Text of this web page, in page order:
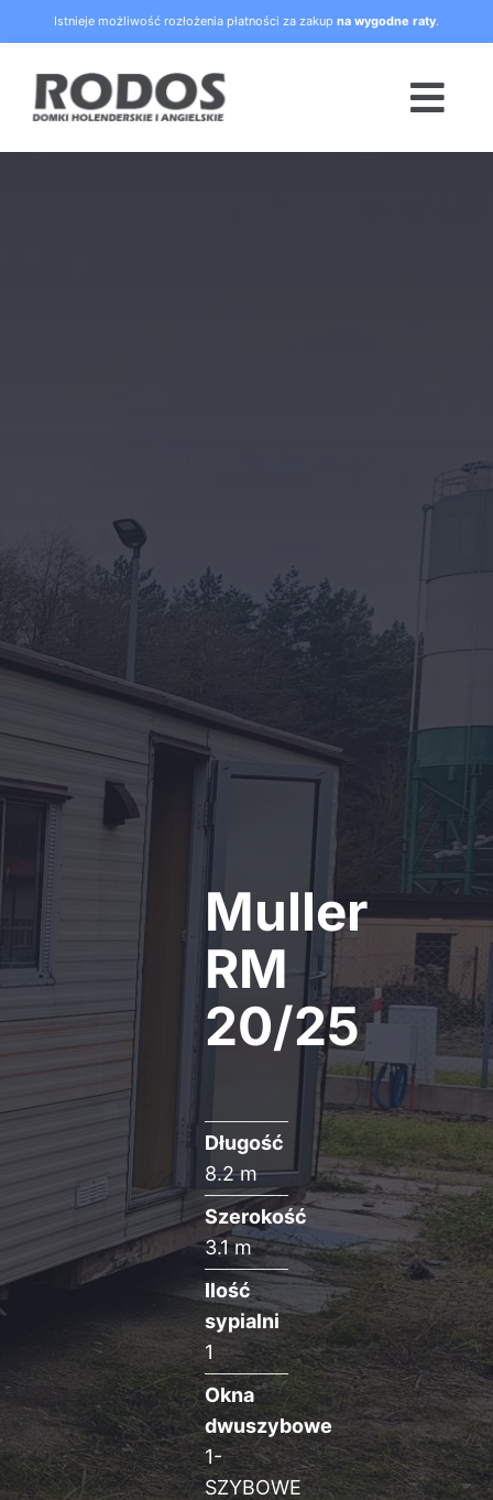
to
content
Istnieje możliwość rozłożenia płatności za zakup na wygodne raty.
Muller
RM
20/25
Długość
8.2 m
Szerokość
3.1 m
Ilość
sypialni
1
Okna
dwuszybowe
1-
SZYBOWE